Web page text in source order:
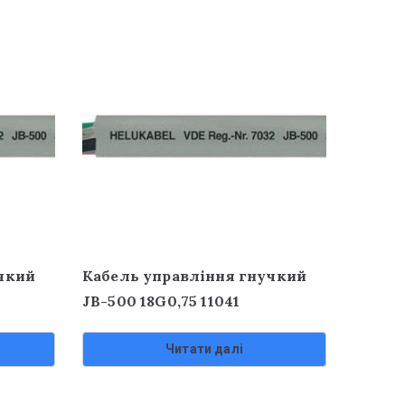
Кабель управління гнучкий
JB-500 18G0,75 11041
Читати далі